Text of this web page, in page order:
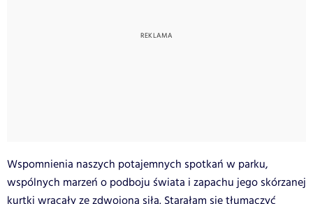
Wspomnienia naszych potajemnych spotkań w parku,
wspólnych marzeń o podboju świata i zapachu jego skórzanej
kurtki wracały ze zdwojoną siłą. Starałam się tłumaczyć